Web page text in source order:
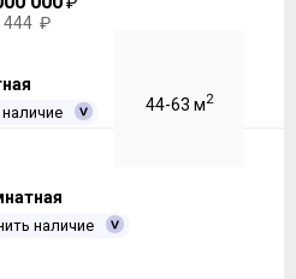
444 ₽
44-63 м2
наличие